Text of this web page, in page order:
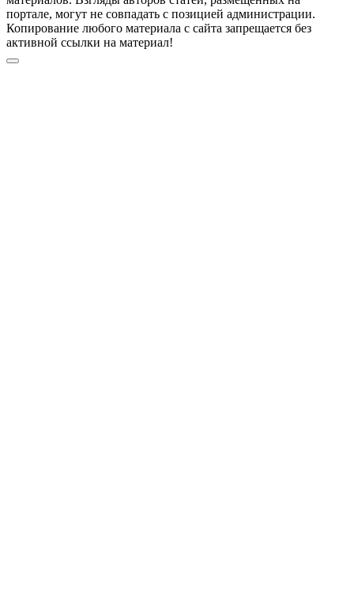
портале, могут не совпадать с позицией администрации.
Копирование любого материала с сайта запрещается без
активной ссылки на материал!